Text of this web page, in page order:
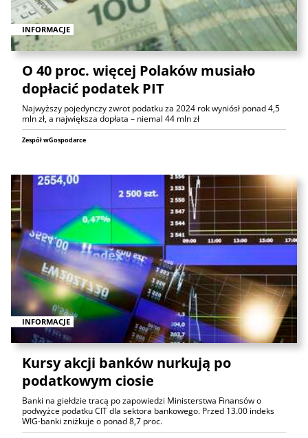
INFORMACJE
O 40 proc. więcej Polaków musiało
dopłacić podatek PIT
Najwyższy pojedynczy zwrot podatku za 2024 rok wyniósł ponad 4,5
mln zł, a największa dopłata – niemal 44 mln zł
Zespół wGospodarce
INFORMACJE
Kursy akcji banków nurkują po
podatkowym ciosie
Banki na giełdzie tracą po zapowiedzi Ministerstwa Finansów o
podwyżce podatku CIT dla sektora bankowego. Przed 13.00 indeks
WIG-banki zniżkuje o ponad 8,7 proc.